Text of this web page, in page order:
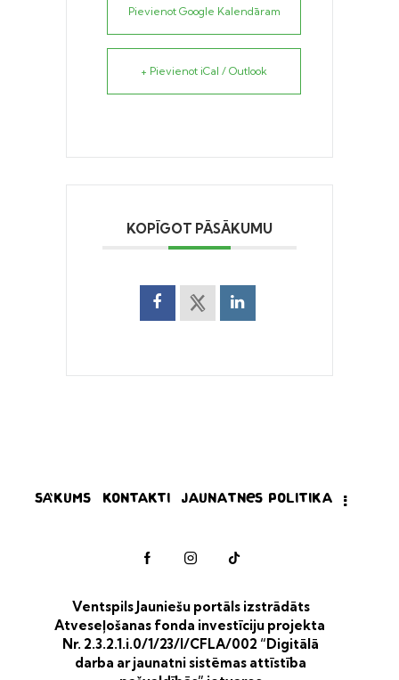
Pievienot Google Kalendāram
+ Pievienot iCal / Outlook
KOPĪGOT PĀSĀKUMU
Sākums Kontakti Jaunatnes politika
Ventspils Jauniešu portāls izstrādāts
Atveseļošanas fonda investīciju projekta
Nr. 2.3.2.1.i.0/1/23/I/CFLA/002 “Digitālā
darba ar jaunatni sistēmas attīstība